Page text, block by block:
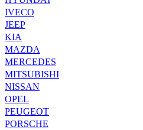
IVECO
JEEP
KIA
MAZDA
MERCEDES
MITSUBISHI
NISSAN
OPEL
PEUGEOT
PORSCHE